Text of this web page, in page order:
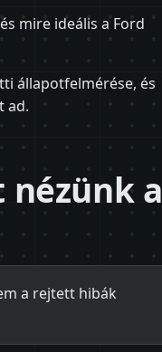
mire ideális a Ford
állapotfelmérése, és
ad.
a
a rejtett hibák